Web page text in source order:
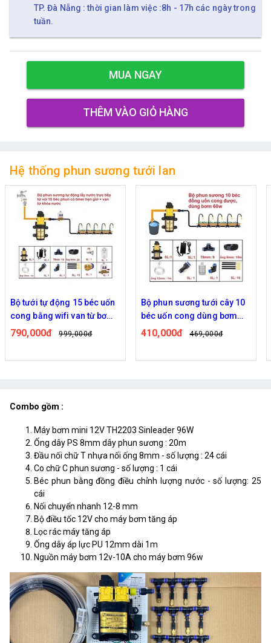
TP. Đà Nẵng : thời gian làm việc :8h - 17h các ngày trong
tuần.
MUA NGAY
THÊM VÀO GIỎ HÀNG
Hệ thống phun sương tưới lan
Bộ tưới tự động 15 béc uốn
cong bằng wifi van từ bơm
60w
790,000đ 999,000đ
Bộ phun sương tưới cây 10
béc uốn cong dùng bơm
60w
410,000đ 469,000đ
Combo gồm :
Máy bơm mini 12V TH2203 Sinleader 96W
Ống dây PS 8mm dây phun sương : 20m
Đầu nối chữ T nhựa nối ống 8mm - số lượng : 24 cái
Co chữ C phun sương - số lượng : 1 cái
Béc phun bằng đồng điều chỉnh lượng nước - số lượng: 25
cái
Nối chuyển nhanh 12-8 mm
Bộ điều tốc 12V cho máy bơm tăng áp
Lọc rác máy tăng áp
Ống dây áp lực PU 12mm dài 1m
Nguồn máy bơm 12v-10A cho máy bơm 96w